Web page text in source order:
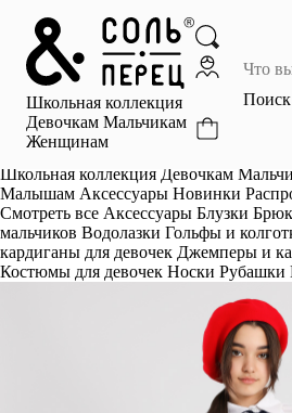
Школьная коллекция
Девочкам Мальчикам
Женщинам
Поиск
Главная
Каталог
Избранное
Школьная коллекция Девочкам
Малышам Аксессуары Новинки
Смотреть все Аксессуары Блузки
мальчиков Водолазки Гольфы и
кардиганы для девочек Джемперы и
Костюмы для девочек Носки Рубашки